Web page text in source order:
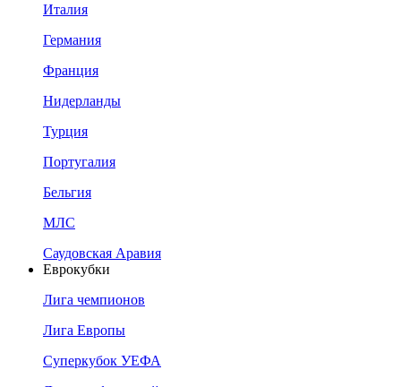
Италия
Германия
Франция
Нидерланды
Турция
Португалия
Бельгия
МЛС
Саудовская Аравия
Еврокубки
Лига чемпионов
Лига Европы
Суперкубок УЕФА